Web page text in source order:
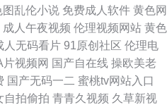
成人在线 天堂一级大片 国产36页 欧美
九二午夜视频
图乱伦小说 免费成人软件 黄色网
成人午夜视频 伦理视频网站 黄色
人无码看片 91原创社区 伦理电
片视频网 国产自在线 操欧美老
国产无码一二 蜜桃tv网站入口
自拍偷拍 青青久视频 久草新视